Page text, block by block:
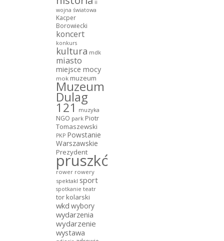
ii
wojna światowa
Kacper
Borowiecki
koncert
konkurs
kultura mdk
miasto
miejsce mocy
mok muzeum
Muzeum
Dulag
121 muzyka
NGO park Piotr
Tomaszewski
PKP Powstanie
Warszawskie
Prezydent
pruszków
rower rowery
spektakl sport
spotkanie teatr
tor kolarski
wkd wybory
wydarzenia
wydarzenie
wystawa